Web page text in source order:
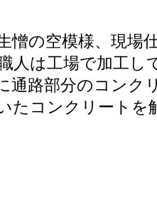
憎の空模様、現場
人は工場で加工し
通路部分のコンク
たコンクリートを